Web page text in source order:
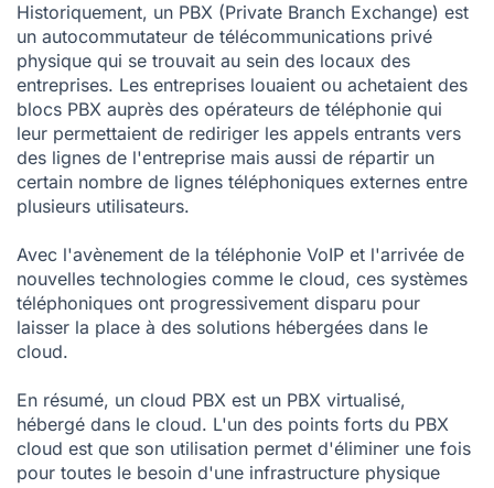
Historiquement, un PBX (Private Branch Exchange) est
un autocommutateur de télécommunications privé
physique qui se trouvait au sein des locaux des
entreprises. Les entreprises louaient ou achetaient des
blocs PBX auprès des opérateurs de téléphonie qui
leur permettaient de rediriger les appels entrants vers
des lignes de l'entreprise mais aussi de répartir un
certain nombre de lignes téléphoniques externes entre
plusieurs utilisateurs.
Avec l'avènement de la téléphonie VoIP et l'arrivée de
nouvelles technologies comme le cloud, ces systèmes
téléphoniques ont progressivement disparu pour
laisser la place à des solutions hébergées dans le
cloud.
En résumé, un cloud PBX est un PBX virtualisé,
hébergé dans le cloud. L'un des points forts du PBX
cloud est que son utilisation permet d'éliminer une fois
pour toutes le besoin d'une infrastructure physique